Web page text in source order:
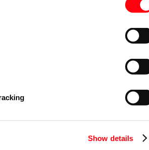
Show details
Drukcontact Basiselement schakelen
pulsdrukker 1P maak/breek inb
Niet voorraadhoudend - Courant